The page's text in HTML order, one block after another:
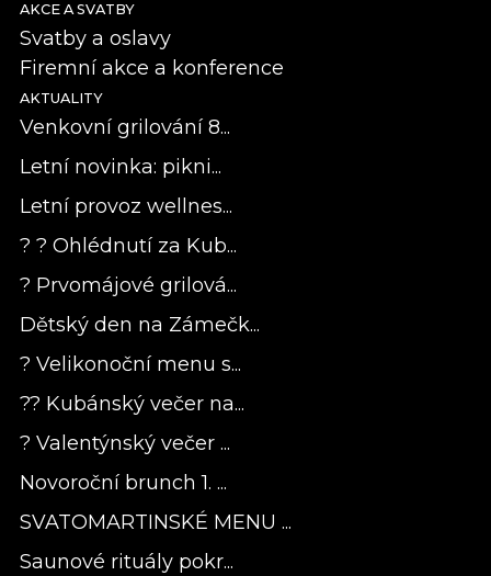
AKCE A SVATBY
Svatby a oslavy
Firemní akce a konference
AKTUALITY
Venkovní grilování 8...
Letní novinka: pikni...
Letní provoz wellnes...
? ? Ohlédnutí za Kub...
? Prvomájové grilová...
Dětský den na Zámečk...
? Velikonoční menu s...
?? Kubánský večer na...
? Valentýnský večer ...
Novoroční brunch 1. ...
SVATOMARTINSKÉ MENU ...
Saunové rituály pokr...